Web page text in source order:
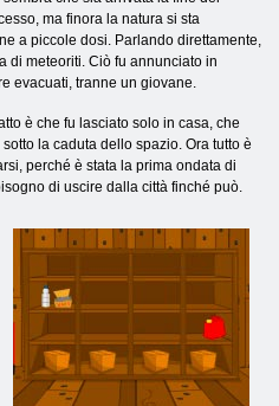
ma finora la natura si sta
a piccole dosi. Parlando direttamente,
di meteoriti. Ciò fu annunciato in
evacuati, tranne un giovane.
è che fu lasciato solo in casa, che
la caduta dello spazio. Ora tutto è
perché è stata la prima ondata di
di uscire dalla città finché può.